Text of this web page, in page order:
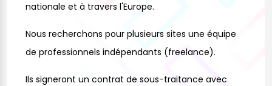
nationale et à travers l'Europe.
Nous recherchons pour plusieurs sites une équipe
de professionnels indépendants (freelance).
Ils signeront un contrat de sous-traitance avec